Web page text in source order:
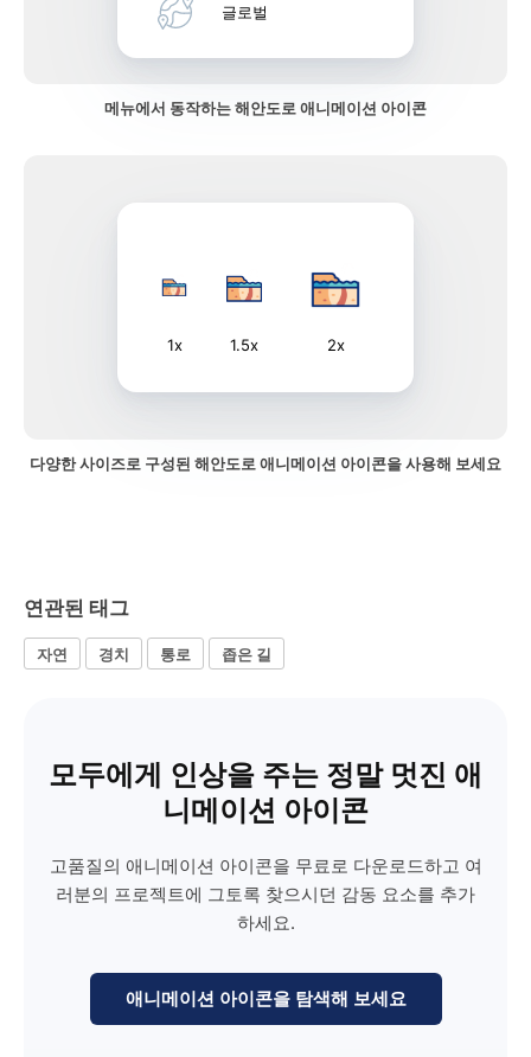
글로벌
메뉴에서 동작하는 해안도로 애니메이션 아이콘
1x 1.5x 2x
다양한 사이즈로 구성된 해안도로 애니메이션 아이콘을 사용해 보세요
연관된 태그
자연 경치 통로 좁은 길
모두에게 인상을 주는 정말 멋진 애
니메이션 아이콘
고품질의 애니메이션 아이콘을 무료로 다운로드하고 여
러분의 프로젝트에 그토록 찾으시던 감동 요소를 추가
하세요.
애니메이션 아이콘을 탐색해 보세요